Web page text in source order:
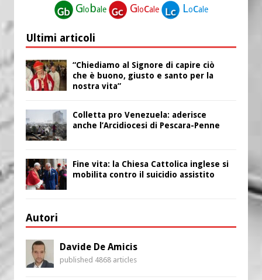
Globale Glocale Locale
Ultimi articoli
“Chiediamo al Signore di capire ciò
che è buono, giusto e santo per la
nostra vita”
Colletta pro Venezuela: aderisce
anche l’Arcidiocesi di Pescara-Penne
Fine vita: la Chiesa Cattolica inglese si
mobilita contro il suicidio assistito
Autori
Davide De Amicis
published 4868 articles